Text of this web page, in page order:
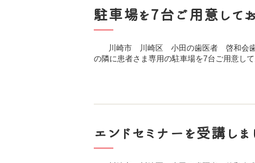
駐車場を7台ご用意してお
川崎市 川崎区 小田の歯医者 啓和会
の隣に患者さま専用の駐車場を7台ご用意し
エンドセミナーを受講しま